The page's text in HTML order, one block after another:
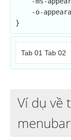
-o-
}
Tab 01 Tab 02
Ví dụ về
menubar